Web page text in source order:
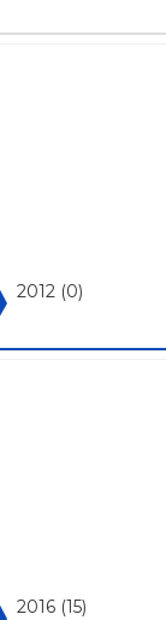
2012 (0)
2016 (15)